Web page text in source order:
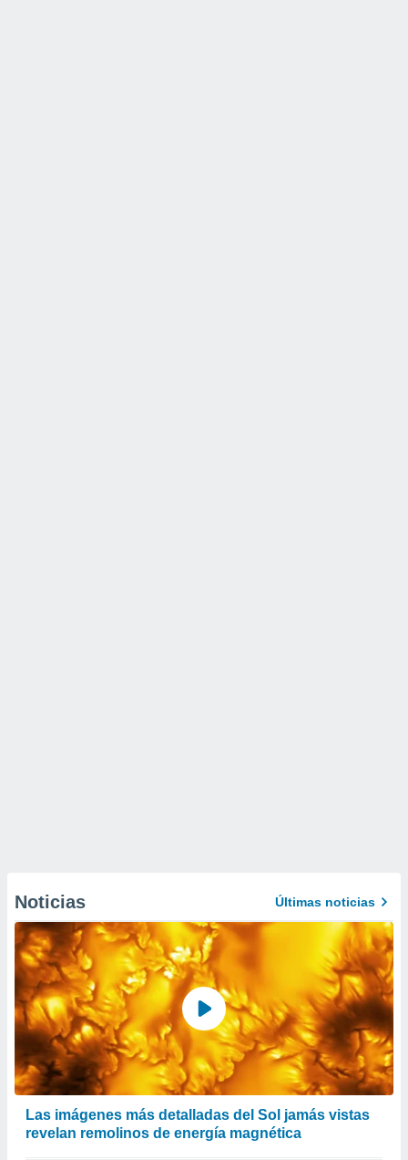
Noticias Últimas noticias
Las imágenes más detalladas del Sol jamás vistas
revelan remolinos de energía magnética